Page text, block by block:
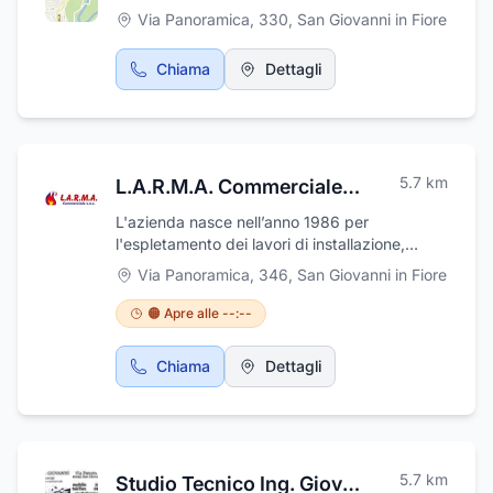
Via Panoramica, 330, San Giovanni in Fiore
Chiama Dettagli
L.A.R.M.A. Commerciale s.n.c. 5.7 km
L'azienda nasce nell’anno 1986 per
l'espletamento dei lavori di installazione,
manutenzione e gestione di impianti termici,
di condizionamento, idrico-sanitari, elettrici, a
gas ed antincendio. Nel corso degli oltre 30
anni trascorsi dalla sua nascita ha sempre più
perfezionato le tecniche di intervento
accostando alla professionalità dei propri
appetibili sul mercato. Già nel 1988 era in
province di Cosenza e Crotone. Oggi,
Via Panoramica, 346, San Giovanni in Fiore
🟠 Apre alle --:--
Chiama Dettagli
Studio Tecnico Ing. Giovanni Oliverio 5.7 km